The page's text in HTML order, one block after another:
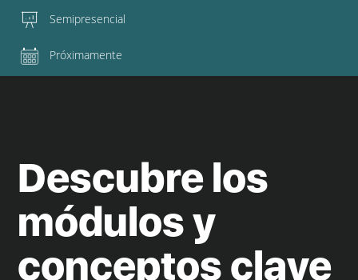
Semipresencial
Próximamente
Descubre los
módulos y
conceptos clave